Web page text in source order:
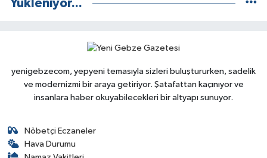
Yükleniyor...
yenigebzecom, yepyeni temasıyla sizleri buluştururken, sadelik
ve modernizmi bir araya getiriyor. Şatafattan kaçınıyor ve
insanlara haber okuyabilecekleri bir altyapı sunuyor.
Nöbetçi Eczaneler
Hava Durumu